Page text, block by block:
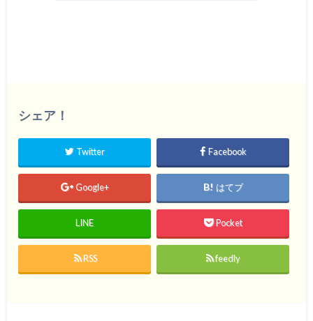
シェア！
Twitter Facebook
Google+ はてブ
LINE Pocket
RSS feedly